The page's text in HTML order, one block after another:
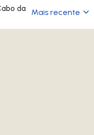
Mais recente